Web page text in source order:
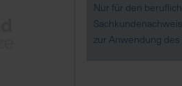
Nur für den
zur Anwendung